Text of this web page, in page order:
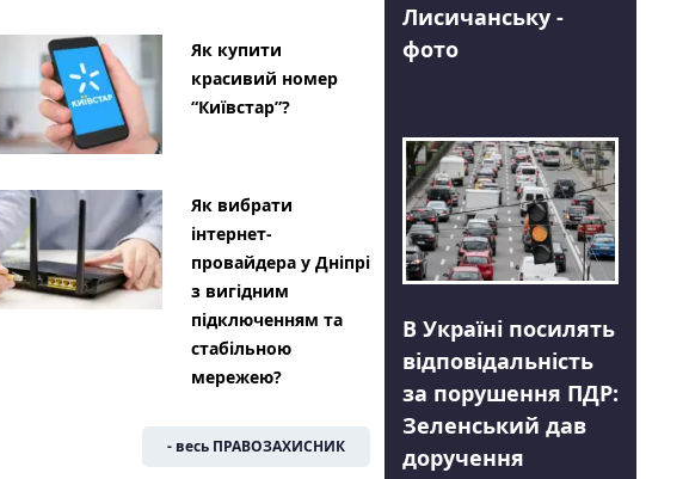
Як купити
красивий номер
“Київстар”?
Як вибрати
інтернет-
провайдера у Дніпрі
з вигідним
підключенням та
стабільною
мережею?
- весь ПРАВОЗАХИСНИК
Лисичанську -
фото
В Україні посилять
відповідальність
за порушення ПДР:
Зеленський дав
доручення